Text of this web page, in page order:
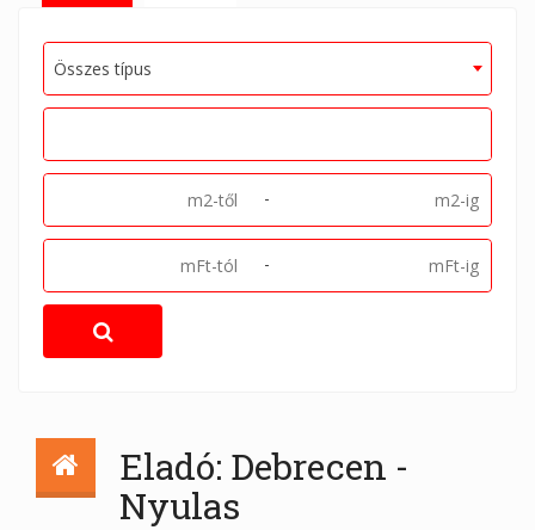
Összes típus
-
-
Eladó: Debrecen -
Nyulas